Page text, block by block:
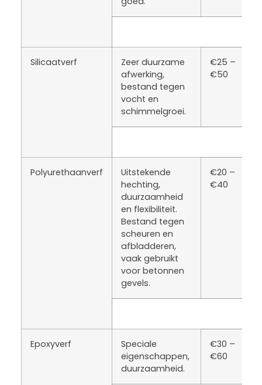
Silicaatverf
Zeer duurzame
afwerking,
bestand tegen
vocht en
schimmelgroei.
€25 –
€50
Polyurethaanverf
Uitstekende
hechting,
duurzaamheid
en flexibiliteit.
Bestand tegen
scheuren en
afbladderen,
vaak gebruikt
voor betonnen
gevels.
€20 –
€40
Epoxyverf
Speciale
eigenschappen,
duurzaamheid.
€30 –
€60